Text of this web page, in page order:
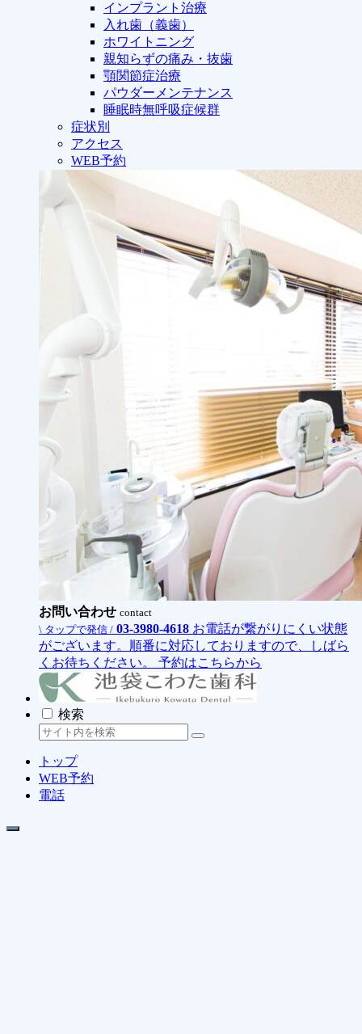
インプラント治療
入れ歯（義歯）
ホワイトニング
親知らずの痛み・抜歯
顎関節症治療
パウダーメンテナンス
睡眠時無呼吸症候群
症状別
アクセス
WEB予約
お問い合わせ contact
\ タップで発信 / 03-3980-4618 お電話が繋がりにくい状態
がございます。順番に対応しておりますので、しばら
くお待ちください。
予約はこちらから
検索
トップ
WEB予約
電話